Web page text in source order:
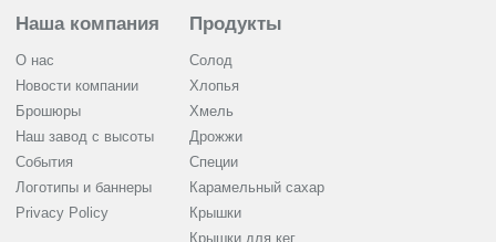
Наша компания
О нас
Новости компании
Брошюры
Наш завод с высоты
События
Логотипы и баннеры
Privacy Policy
Продукты
Солод
Хлопья
Хмель
Дрожжи
Cпеции
Карамельный сахар
Крышки
Крышки для кег